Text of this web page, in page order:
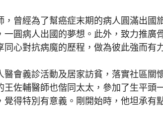
經為了幫癌症末期的病人圓滿出國
圓病人出國的夢想。此外，致力推
心對抗病魔的歷程，做為彼此強而有
義診活動及居家訪貧，落實社區關
佐輔醫師也偕同太太，參加了生平
得特別有意義。剛開始時，他坦承